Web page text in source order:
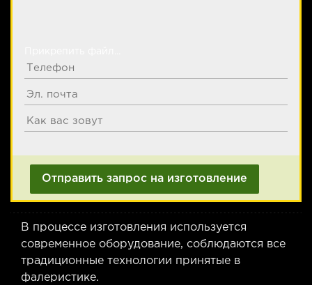
В процессе изготовления используется
современное оборудование, соблюдаются все
традиционные технологии принятые в
фалеристике.